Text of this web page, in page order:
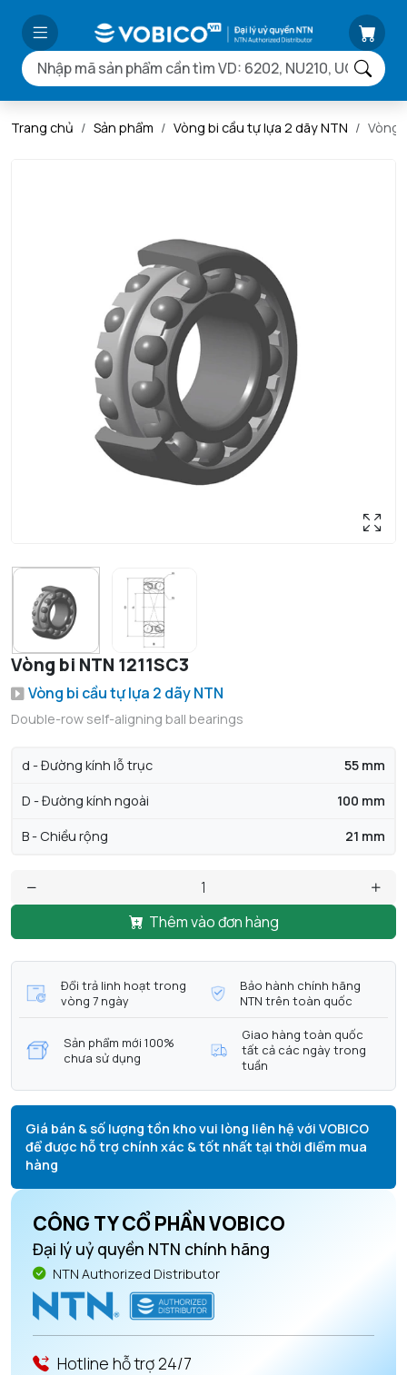
Trang chủ Sản phẩm Vòng bi cầu tự lựa 2 dãy NTN Vòng
Vòng bi NTN 1211SC3
Vòng bi cầu tự lựa 2 dãy NTN
Double-row self-aligning ball bearings
d - Đường kính lỗ trục 55 mm
D - Đường kính ngoài 100 mm
B - Chiều rộng 21 mm
Thêm vào đơn hàng
Đổi trả linh hoạt trong
vòng 7 ngày
Bảo hành chính hãng
NTN trên toàn quốc
Sản phẩm mới 100%
chưa sử dụng
Giao hàng toàn quốc
tất cả các ngày trong
tuần
Giá bán & số lượng tồn kho vui lòng liên hệ với VOBICO
để được hỗ trợ chính xác & tốt nhất tại thời điểm mua
hàng
CÔNG TY CỔ PHẦN VOBICO
Đại lý uỷ quyền NTN chính hãng
NTN Authorized Distributor
Hotline hỗ trợ 24/7